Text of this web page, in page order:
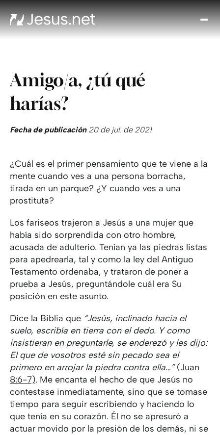
Amigo/a, ¿tú qué
harías?
Fecha de publicación20 de jul. de 2021
¿Cuál es el primer pensamiento que te viene a la
mente cuando ves a una persona borracha,
tirada en un parque? ¿Y cuando ves a una
prostituta?
Los fariseos trajeron a Jesús a una mujer que
había sido sorprendida con otro hombre,
acusada de adulterio. Tenían ya las piedras listas
para apedrearla, tal y como la ley del Antiguo
Testamento ordenaba, y trataron de poner a
prueba a Jesús, preguntándole cuál era Su
posición en este asunto.
Dice la Biblia que “Jesús, inclinado hacia el
suelo, escribía en tierra con el dedo. Y como
insistieran en preguntarle, se enderezó y les dijo:
El que de vosotros esté sin pecado sea el
primero en arrojar la piedra contra ella…” (Juan
8:6-7). Me encanta el hecho de que Jesús no
contestase inmediatamente, sino que se tomase
tiempo para seguir escribiendo y haciendo lo
que tenía en su corazón. Él no se apresuró a
actuar movido por la presión de los demás, ni se